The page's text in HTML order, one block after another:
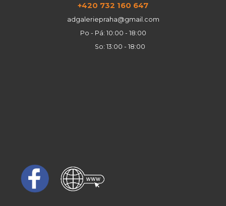
+420 732 160 647
adgaleriepraha@gmail.com
Po - Pá: 10:00 - 18:00
So: 13:00 - 18:00